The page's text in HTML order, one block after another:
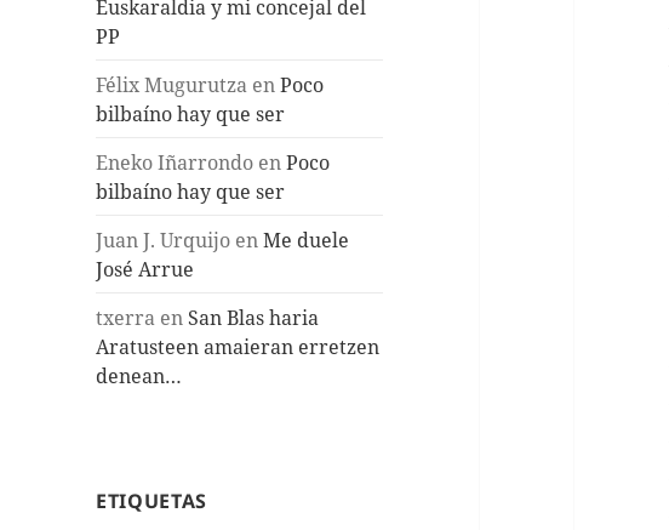
Euskaraldia y mi concejal del
PP
Félix Mugurutza enPoco
bilbaíno hay que ser
Eneko Iñarrondo enPoco
bilbaíno hay que ser
Juan J. Urquijo enMe duele
José Arrue
txerra en San Blas haria
Aratusteen amaieran erretzen
denean…
ETIQUETAS